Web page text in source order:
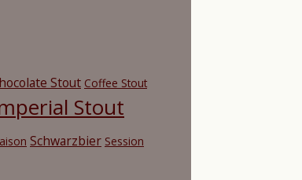
Stout Coffee Stout
Stout
Schwarzbier Session